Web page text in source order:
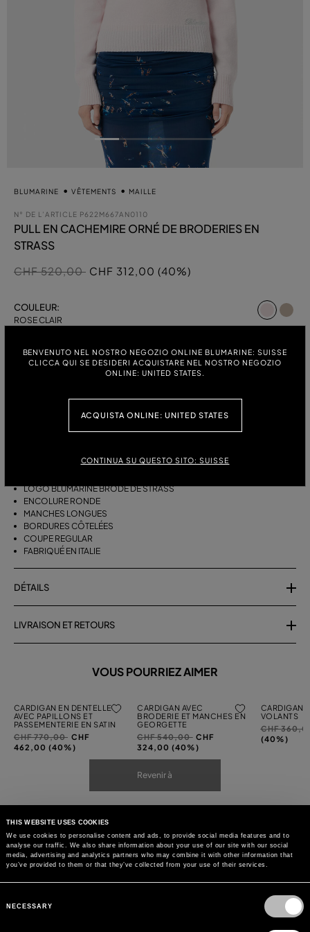
THIS WEBSITE USES COOKIES
We use cookies to personalise content and ads, to provide social media features and to
analyse our traffic. We also share information about your use of our site with our social
media, advertising and analytics partners who may combine it with other information that
you’ve provided to them or that they’ve collected from your use of their services.
Selection
NECESSARY
BENVENUTO NEL NOSTRO NEGOZIO ONLINE BLUMARINE: SUISSE
CLICCA QUI SE DESIDERI ACQUISTARE NEL NOSTRO NEGOZIO
ONLINE: UNITED STATES.
ACQUISTA ONLINE: UNITED STATES
CONTINUA SU QUESTO SITO: SUISSE
BLUMARINE VÊTEMENTS MAILLE
N° DE L’ARTICLE P622M667AN0110
PULL EN CACHEMIRE ORNÉ DE BRODERIES EN
STRASS
Prix réduit de
CHF 520,00àCHF 312,00 (40%)
COULEUR:
ROSE CLAIR
GUIDE DES TAILLES
M
LOGO BLUMARINE BRODÉ DE STRASS
ENCOLURE RONDE
MANCHES LONGUES
BORDURES CÔTELÉES
COUPE REGULAR
FABRIQUÉ EN ITALIE
DÉTAILS
LIVRAISON ET RETOURS
VOUS POURRIEZ AIMER
CARDIGAN EN DENTELLE
AVEC PAPILLONS ET
PASSEMENTERIE EN SATIN
Prix
réduit
CHF 770,00àCHF
462,00 (40%)
CARDIGAN AVEC
BRODERIE ET MANCHES EN
GEORGETTE
Prix
réduit
CHF 540,00àCHF
324,00 (40%)
CARDIGAN
VOLANTS
Prix
réduit
CHF
(40%)
Revenir à